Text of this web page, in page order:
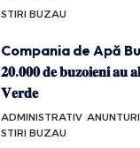
STIRI BUZAU
Compania de Apă
𝟐𝟎.𝟎𝟎𝟎 𝐝𝐞 𝐛𝐮𝐳𝐨𝐢𝐞𝐧𝐢 𝐚𝐮
𝐕𝐞𝐫𝐝𝐞
ADMINISTRATIV
STIRI BUZAU